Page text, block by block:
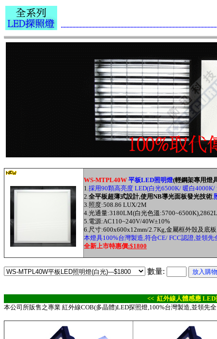
WS-MTPL40W 平板LED照明燈(輕鋼架專用燈
1.採用90顆高亮度 LED(白光6500K/ 暖白
2.全平板超薄式設計,使用NB導光面板發光技術,
3.照度:508.86 LUX/2M
4.光通量:3180LM(白光色溫
5.電源:AC110~240V/40W±10%
6.尺寸:600x600x12mm/2.7Kg,金屬框外殼及底板
本燈具100%台灣製造,符合CE/ FCC認證,並領先
全新上市特惠價:$1800
數量:
<< 紅外線人體感應
本公司所販售之專業 紅外線COB(多晶體)LED探照燈,100%台灣製造,並領先